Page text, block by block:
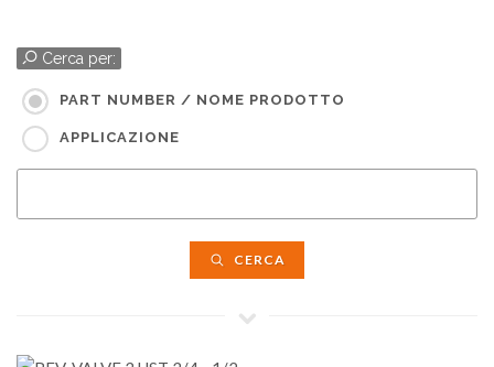
Cerca per:
PART NUMBER / NOME PRODOTTO
APPLICAZIONE
CERCA